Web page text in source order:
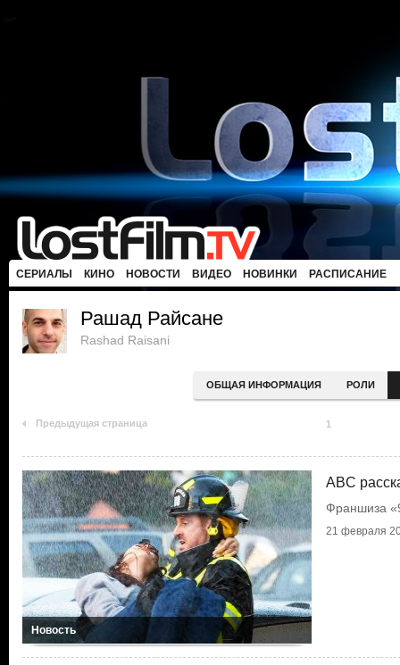
СЕРИАЛЫ КИНО НОВОСТИ ВИДЕО НОВИНКИ РАСПИСАНИЕ
Рашад Райсане
Rashad Raisani
ОБЩАЯ ИНФОРМАЦИЯ РОЛИ
Предыдущая страница 1
Новость
ABC
Франшиза
21 февраля